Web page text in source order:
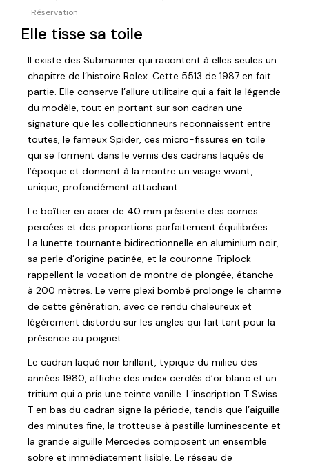
Réservation
Elle tisse sa toile
Il existe des Submariner qui racontent à elles seules un
chapitre de l’histoire Rolex. Cette 5513 de 1987 en fait
partie. Elle conserve l’allure utilitaire qui a fait la légende
du modèle, tout en portant sur son cadran une
signature que les collectionneurs reconnaissent entre
toutes, le fameux Spider, ces micro-fissures en toile
qui se forment dans le vernis des cadrans laqués de
l’époque et donnent à la montre un visage vivant,
unique, profondément attachant.
Le boîtier en acier de 40 mm présente des cornes
percées et des proportions parfaitement équilibrées.
La lunette tournante bidirectionnelle en aluminium noir,
sa perle d’origine patinée, et la couronne Triplock
rappellent la vocation de montre de plongée, étanche
à 200 mètres. Le verre plexi bombé prolonge le charme
de cette génération, avec ce rendu chaleureux et
légèrement distordu sur les angles qui fait tant pour la
présence au poignet.
Le cadran laqué noir brillant, typique du milieu des
années 1980, affiche des index cerclés d’or blanc et un
tritium qui a pris une teinte vanille. L’inscription T Swiss
T en bas du cadran signe la période, tandis que l’aiguille
des minutes fine, la trotteuse à pastille luminescente et
la grande aiguille Mercedes composent un ensemble
sobre et immédiatement lisible. Le réseau de